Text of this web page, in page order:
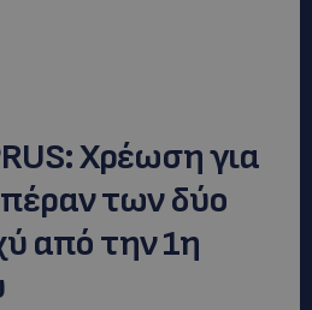
Χρέωση για
των δύο
από την 1η